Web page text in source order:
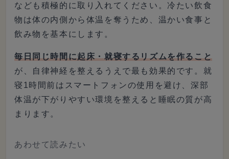
なども積極的に取り入れてください。冷たい飲食
物は体の内側から体温を奪うため、温かい食事と
飲み物を基本にします。
毎日同じ時間に起床・就寝するリズムを作ること
が、自律神経を整えるうえで最も効果的です。就
寝1時間前はスマートフォンの使用を避け、深部
体温が下がりやすい環境を整えると睡眠の質が高
まります。
あわせて読みたい